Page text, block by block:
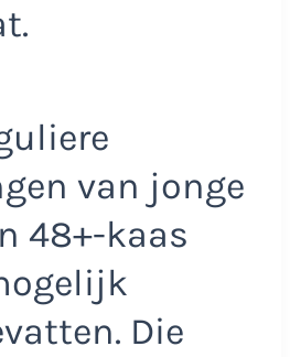
van jonge
48+-kaas
Die